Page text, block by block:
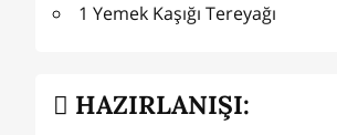
1 Yemek Kaşığı Tereyağı
HAZIRLANIŞI: